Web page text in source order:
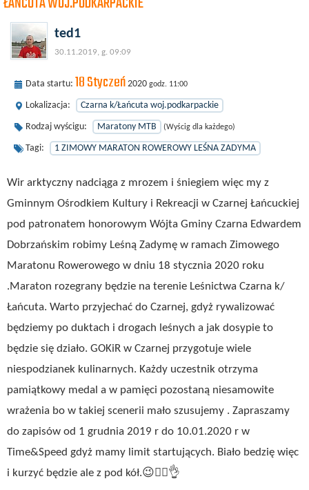
ted1
30.11.2019, g. 09:09
Data startu: 18 Styczeń 2020 godz. 11:00
Lokalizacja: Czarna k/Łańcuta woj.podkarpackie
Rodzaj wyścigu: Maratony MTB (Wyścig dla każdego)
Tagi: 1 ZIMOWY MARATON ROWEROWY LEŚNA ZADYMA
Wir arktyczny nadciąga z mrozem i śniegiem więc my z
Gminnym Ośrodkiem Kultury i Rekreacji w Czarnej Łańcuckiej
pod patronatem honorowym Wójta Gminy Czarna Edwardem
Dobrzańskim robimy Leśną Zadymę w ramach Zimowego
Maratonu Rowerowego w dniu 18 stycznia 2020 roku
.Maraton rozegrany będzie na terenie Leśnictwa Czarna k/
Łańcuta. Warto przyjechać do Czarnej, gdyż rywalizować
będziemy po duktach i drogach leśnych a jak dosypie to
będzie się działo. GOKiR w Czarnej przygotuje wiele
niespodzianek kulinarnych. Każdy uczestnik otrzyma
pamiątkowy medal a w pamięci pozostaną niesamowite
wrażenia bo w takiej scenerii mało szusujemy . Zapraszamy
do zapisów od 1 grudnia 2019 r do 10.01.2020 r w
Time&Speed gdyż mamy limit startujących. Biało bedzię więc
i kurzyć będzie ale z pod kół.😉🚴‍♂️👌